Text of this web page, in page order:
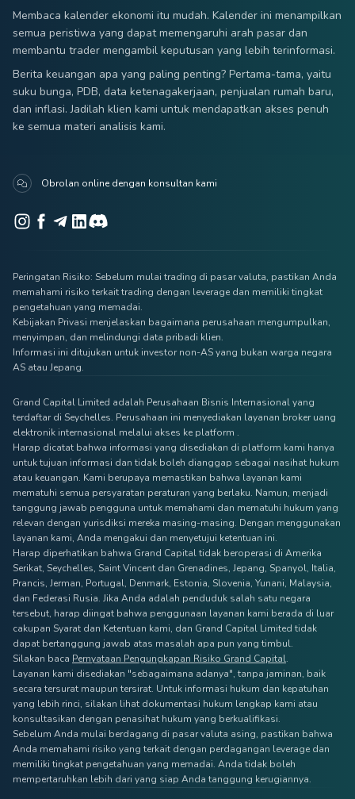
Membaca kalender ekonomi itu mudah. Kalender ini menampilkan
semua peristiwa yang dapat memengaruhi arah pasar dan
membantu trader mengambil keputusan yang lebih terinformasi.
Berita keuangan apa yang paling penting? Pertama-tama, yaitu
suku bunga, PDB, data ketenagakerjaan, penjualan rumah baru,
dan inflasi. Jadilah klien kami untuk mendapatkan akses penuh
ke semua materi analisis kami.
Obrolan online dengan konsultan kami
Peringatan Risiko: Sebelum mulai trading di pasar valuta, pastikan Anda
memahami risiko terkait trading dengan leverage dan memiliki tingkat
pengetahuan yang memadai.
Kebijakan Privasi menjelaskan bagaimana perusahaan mengumpulkan,
menyimpan, dan melindungi data pribadi klien.
Informasi ini ditujukan untuk investor non-AS yang bukan warga negara
AS atau Jepang.
Grand Capital Limited adalah Perusahaan Bisnis Internasional yang
terdaftar di Seychelles. Perusahaan ini menyediakan layanan broker uang
elektronik internasional melalui akses ke platform .
Harap dicatat bahwa informasi yang disediakan di platform kami hanya
untuk tujuan informasi dan tidak boleh dianggap sebagai nasihat hukum
atau keuangan. Kami berupaya memastikan bahwa layanan kami
mematuhi semua persyaratan peraturan yang berlaku. Namun, menjadi
tanggung jawab pengguna untuk memahami dan mematuhi hukum yang
relevan dengan yurisdiksi mereka masing-masing. Dengan menggunakan
layanan kami, Anda mengakui dan menyetujui ketentuan ini.
Harap diperhatikan bahwa Grand Capital tidak beroperasi di Amerika
Serikat, Seychelles, Saint Vincent dan Grenadines, Jepang, Spanyol, Italia,
Prancis, Jerman, Portugal, Denmark, Estonia, Slovenia, Yunani, Malaysia,
dan Federasi Rusia. Jika Anda adalah penduduk salah satu negara
tersebut, harap diingat bahwa penggunaan layanan kami berada di luar
cakupan Syarat dan Ketentuan kami, dan Grand Capital Limited tidak
dapat bertanggung jawab atas masalah apa pun yang timbul.
Silakan baca Pernyataan Pengungkapan Risiko Grand Capital.
Layanan kami disediakan "sebagaimana adanya", tanpa jaminan, baik
secara tersurat maupun tersirat. Untuk informasi hukum dan kepatuhan
yang lebih rinci, silakan lihat dokumentasi hukum lengkap kami atau
konsultasikan dengan penasihat hukum yang berkualifikasi.
Sebelum Anda mulai berdagang di pasar valuta asing, pastikan bahwa
Anda memahami risiko yang terkait dengan perdagangan leverage dan
memiliki tingkat pengetahuan yang memadai. Anda tidak boleh
mempertaruhkan lebih dari yang siap Anda tanggung kerugiannya.